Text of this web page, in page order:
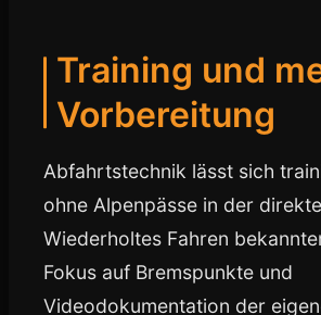
Training und
Vorbereitung
Abfahrtstechnik lässt sich
ohne Alpenpässe in der
Wiederholtes Fahren
Fokus auf Bremspunkte und
Videodokumentation der